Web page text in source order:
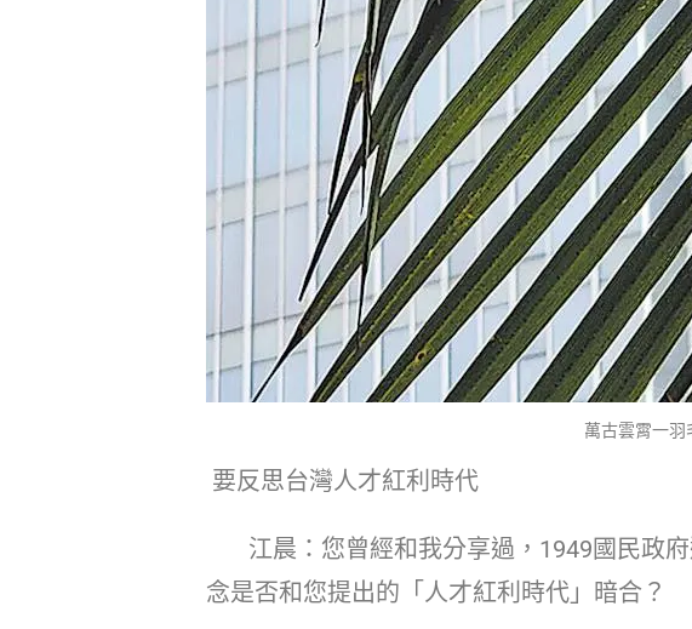
萬古雲霄一羽
要反思台灣人才紅利時代
江晨：您曾經和我分享過，1949國民政府
念是否和您提出的「人才紅利時代」暗合？